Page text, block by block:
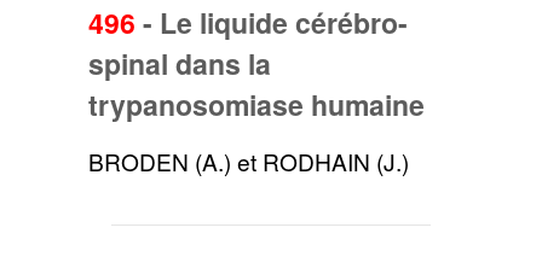
496 - Le liquide cérébro-
spinal dans la
trypanosomiase humaine
BRODEN (A.) et RODHAIN (J.)